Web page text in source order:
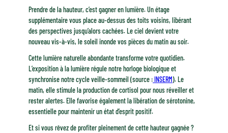
Prendre de la hauteur, c’est gagner en lumière. Un étage
supplémentaire vous place au-dessus des toits voisins, libérant
des perspectives jusqu’alors cachées. Le ciel devient votre
nouveau vis-à-vis, le soleil inonde vos pièces du matin au soir.
Cette lumière naturelle abondante transforme votre quotidien.
L’exposition à la lumière régule notre horloge biologique et
synchronise notre cycle veille-sommeil (source :INSERM). Le
matin, elle stimule la production de cortisol pour nous réveiller et
rester alertes. Elle favorise également la libération de sérotonine,
essentielle pour maintenir un état d’esprit positif.
Et si vous rêvez de profiter pleinement de cette hauteur gagnée ?